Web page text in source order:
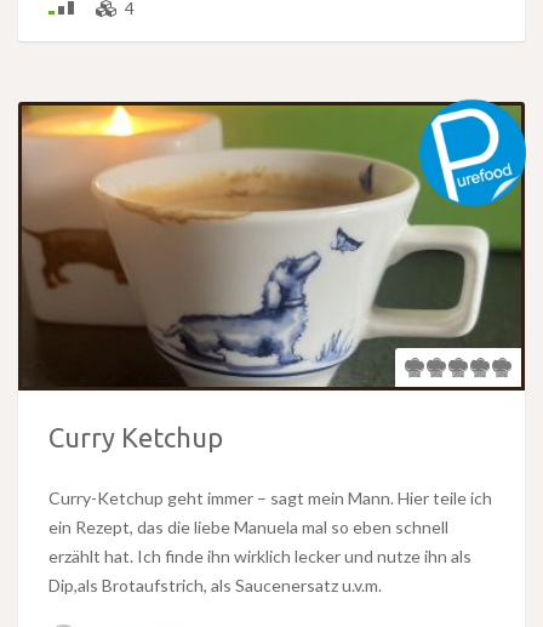
4
Curry Ketchup
Curry-Ketchup geht immer – sagt mein Mann. Hier teile ich
ein Rezept, das die liebe Manuela mal so eben schnell
erzählt hat. Ich finde ihn wirklich lecker und nutze ihn als
Dip,als Brotaufstrich, als Saucenersatz u.v.m.